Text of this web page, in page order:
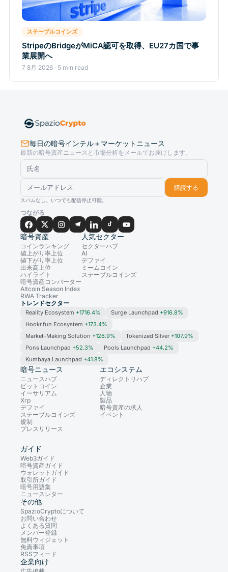
ステーブルコインズ
StripeのBridgeがMiCA認可を取得、EU27カ国で事
業展開へ
7 8月 2026 · 5 min read
毎日の暗号インテル＋マーケットニュース
最新の暗号資産ニュースと市場分析をメールでお届けします。
購読する
スパムなし。いつでも配信停止可能。
つながる
暗号資産
コインランキング
値上がり率上位
値下がり率上位
出来高上位
ハイライト
暗号資産コンバーター
Altcoin Season Index
RWA Tracker
人気セクター
セクターハブ
AI
デファイ
ミームコイン
ステーブルコインズ
トレンドセクター
Reality Ecosystem +1716.4% Surge Launchpad +916.8%
Hookr.fun Ecosystem +173.4%
Market-Making Solution +126.9% Tokenized Silver +107.9%
Pons Launchpad +52.3% Pools Launchpad +44.2%
Kumbaya Launchpad +41.8%
暗号ニュース
ニュースハブ
ビットコイン
イーサリアム
Xrp
デファイ
ステーブルコインズ
規制
プレスリリース
エコシステム
ディレクトリハブ
企業
人物
製品
暗号資産の求人
イベント
ガイド
Web3ガイド
暗号資産ガイド
ウォレットガイド
取引所ガイド
暗号用語集
ニュースレター
その他
SpazioCryptoについて
お問い合わせ
よくある質問
メンバー登録
無料ウィジェット
免責事項
RSSフィード
企業向け